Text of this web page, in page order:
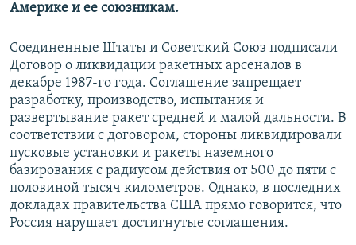
Америке и ее союзникам.
Соединенные Штаты и Советский Союз подписали
Договор о ликвидации ракетных арсеналов в
декабре 1987-го года. Соглашение запрещает
разработку, производство, испытания и
развертывание ракет средней и малой дальности. В
соответствии с договором, стороны ликвидировали
пусковые установки и ракеты наземного
базирования с радиусом действия от 500 до пяти с
половиной тысяч километров. Однако, в последних
докладах правительства США прямо говорится, что
Россия нарушает достигнутые соглашения.